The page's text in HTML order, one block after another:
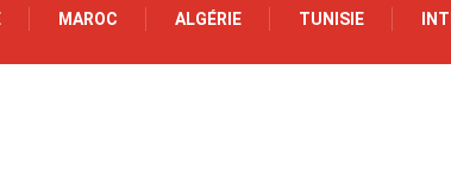
MAROC ALGÉRIE TUNISIE